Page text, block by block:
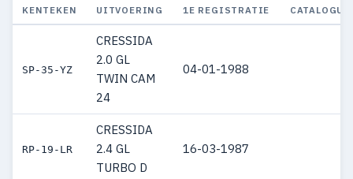
KENTEKEN UITVOERING 1E REGISTRATIE
SP-35-YZ
CRESSIDA
2.0 GL
TWIN CAM
24
04-01-1988
RP-19-LR
CRESSIDA
2.4 GL
TURBO D
16-03-1987